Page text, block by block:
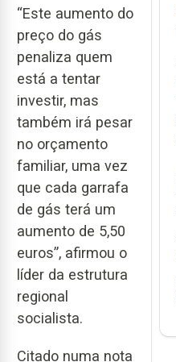
“Este aumento do
preço do gás
penaliza quem
está a tentar
investir, mas
também irá pesar
no orçamento
familiar, uma vez
que cada garrafa
de gás terá um
aumento de 5,50
euros”, afirmou o
líder da estrutura
regional
socialista.
Citado numa nota